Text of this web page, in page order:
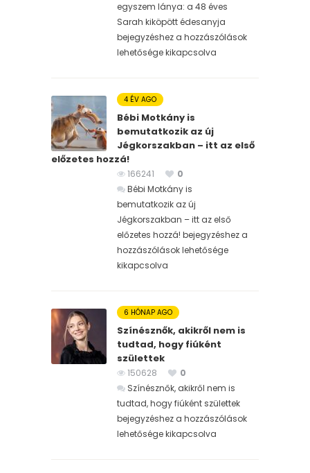
egyszem lánya: a 48 éves
Sarah kiköpött édesanyja
bejegyzéshez a hozzászólások
lehetősége kikapcsolva
4 ÉV AGO
Bébi Motkány is
bemutatkozik az új
Jégkorszakban – itt az első
előzetes hozzá!
166241
0
Bébi Motkány is
bemutatkozik az új
Jégkorszakban – itt az első
előzetes hozzá! bejegyzéshez a
hozzászólások lehetősége
kikapcsolva
6 HÓNAP AGO
Színésznők, akikről nem is
tudtad, hogy fiúként
születtek
150628
0
Színésznők, akikről nem is
tudtad, hogy fiúként születtek
bejegyzéshez a hozzászólások
lehetősége kikapcsolva